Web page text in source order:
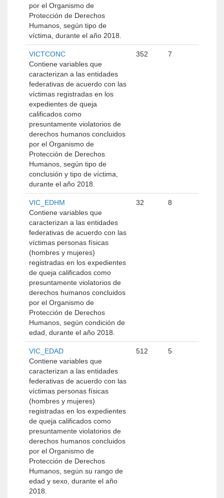
por el Organismo de
Protección de Derechos
Humanos, según tipo de
víctima, durante el año 2018.
VICTCONC
Contiene variables que
caracterizan a las entidades
federativas de acuerdo con las
víctimas registradas en los
expedientes de queja
calificados como
presuntamente violatorios de
derechos humanos concluidos
por el Organismo de
Protección de Derechos
Humanos, según tipo de
conclusión y tipo de víctima,
durante el año 2018.
352 7
VIC_EDHM
Contiene variables que
caracterizan a las entidades
federativas de acuerdo con las
víctimas personas físicas
(hombres y mujeres)
registradas en los expedientes
de queja calificados como
presuntamente violatorios de
derechos humanos concluidos
por el Organismo de
Protección de Derechos
Humanos, según condición de
edad, durante el año 2018.
32 8
VIC_EDAD
Contiene variables que
caracterizan a las entidades
federativas de acuerdo con las
víctimas personas físicas
(hombres y mujeres)
registradas en los expedientes
de queja calificados como
presuntamente violatorios de
derechos humanos concluidos
por el Organismo de
Protección de Derechos
Humanos, según su rango de
edad y sexo, durante el año
2018.
512 5